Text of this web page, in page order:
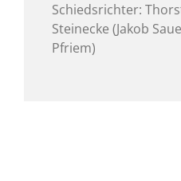
Schiedsrichter:
Steinecke (Jakob
Pfriem)